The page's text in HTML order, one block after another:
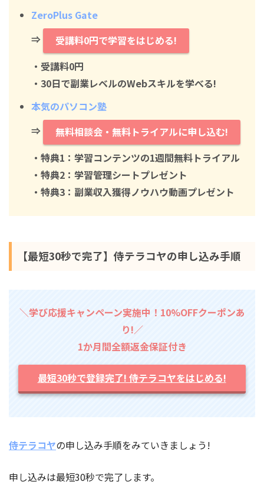
ZeroPlus Gate
⇒
受講料0円で学習をはじめる!
・ 受講料0円
・30日で副業レベルのWebスキルを学べる!
本気のパソコン塾
⇒
無料相談会・無料トライアルに申し込む!
・特典1：学習コンテンツの1週間無料トライアル
・特典2：学習管理シートプレゼント
・特典3：副業収入獲得ノウハウ動画プレゼント
【最短30秒で完了】侍テラコヤの申し込み手順
＼学び応援キャンペーン実施中！10%OFFクーポンあ
り!／
1か月間全額返金保証付き
最短30秒で登録完了! 侍テラコヤをはじめる!
侍テラコヤの申し込み手順をみていきましょう!
申し込みは最短30秒で完了します。